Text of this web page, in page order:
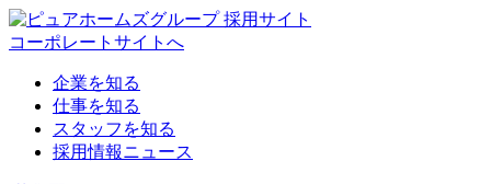
採用サイト
コーポレートサイトへ
企業を知る
仕事を知る
スタッフを知る
採用情報ニュース